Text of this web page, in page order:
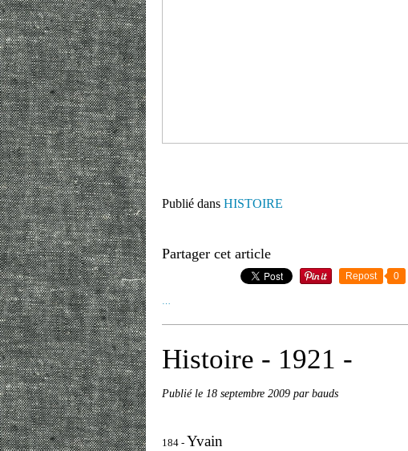
Publié dans HISTOIRE
Partager cet article
Repost 0
Histoire - 1921 -
Publié le 18 septembre 2009 par bauds
184 - Yvain